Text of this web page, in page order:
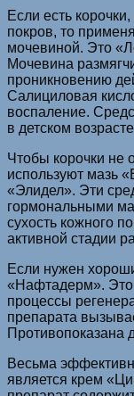
Если есть
покров, то
мочевиной. Это
Мочевина
проникновению
Салициловая
воспаление.
в детском
Чтобы корочки не
используют мазь
«Элидел». Эти
гормональными
сухость кожного
активной стадии
Если нужен
«Нафтадерм». Это
процессы
препарата
Весьма
является крем